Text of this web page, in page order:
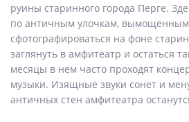
руины старинного города Перге.
по античным улочкам, вымощенным
сфотографироваться на фоне
заглянуть в амфитеатр и остаться
месяцы в нем часто проходят
музыки. Изящные звуки сонет и
античных стен амфитеатра